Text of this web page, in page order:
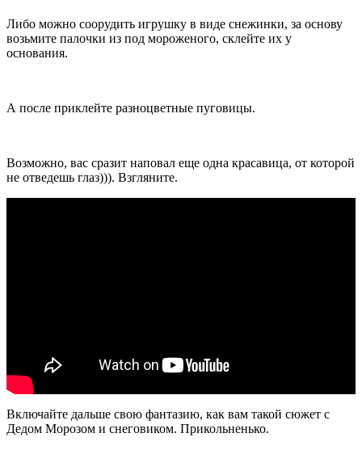
Либо можно соорудить игрушку в виде снежинки, за основу
возьмите палочки из под мороженого, склейте их у
основания.
А после приклейте разноцветные пуговицы.
Возможно, вас сразит наповал еще одна красавица, от которой
не отведешь глаз))). Взгляните.
Включайте дальше свою фантазию, как вам такой сюжет с
Дедом Морозом и снеговиком. Прикольненько.